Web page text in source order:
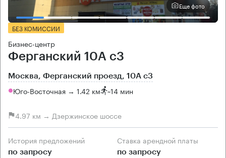
Еще фото
БЕЗ КОМИССИИ
Бизнес-центр
Ферганский 10А с3
Москва, Ферганский проезд, 10А с3
Юго-Восточная → 1.42 км ~14 мин
4.97 км → Дзержинское шоссе
История предложений
по запросу
Ставка арендной платы
по запросу